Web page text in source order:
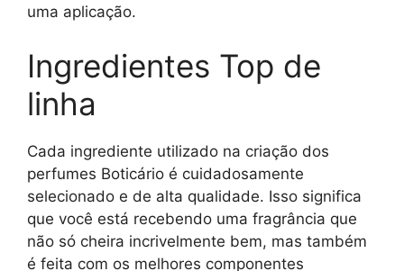
uma aplicação.
Ingredientes Top de
linha
Cada ingrediente utilizado na criação dos
perfumes Boticário é cuidadosamente
selecionado e de alta qualidade. Isso significa
que você está recebendo uma fragrância que
não só cheira incrivelmente bem, mas também
é feita com os melhores componentes